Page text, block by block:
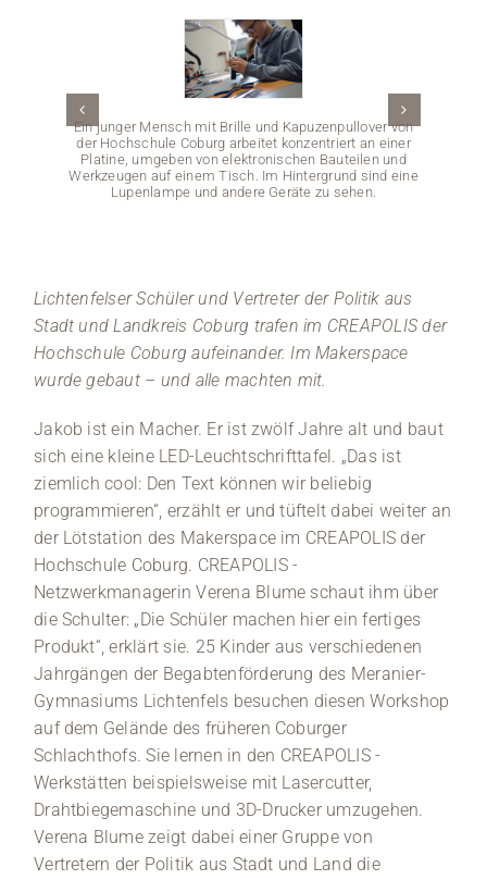
Stellenangebote
News
Veranstaltungen
Ein junger Mensch mit Brille und Kapuzenpullover von
der Hochschule Coburg arbeitet konzentriert an einer
Platine, umgeben von elektronischen Bauteilen und
Werkzeugen auf einem Tisch. Im Hintergrund sind eine
Lupenlampe und andere Geräte zu sehen.
Lichtenfelser Schüler und Vertreter der Politik aus
Stadt und Landkreis Coburg trafen im CREAPOLIS der
Hochschule Coburg aufeinander. Im Makerspace
wurde gebaut – und alle machten mit.
Jakob ist ein Macher. Er ist zwölf Jahre alt und baut
sich eine kleine LED-Leuchtschrifttafel. „Das ist
ziemlich cool: Den Text können wir beliebig
programmieren“, erzählt er und tüftelt dabei weiter an
der Lötstation des Makerspace im CREAPOLIS der
Hochschule Coburg. CREAPOLIS -
Netzwerkmanagerin Verena Blume schaut ihm über
die Schulter: „Die Schüler machen hier ein fertiges
Produkt“, erklärt sie. 25 Kinder aus verschiedenen
Jahrgängen der Begabtenförderung des Meranier-
Gymnasiums Lichtenfels besuchen diesen Workshop
auf dem Gelände des früheren Coburger
Schlachthofs. Sie lernen in den CREAPOLIS -
Werkstätten beispielsweise mit Lasercutter,
Drahtbiegemaschine und 3D-Drucker umzugehen.
Verena Blume zeigt dabei einer Gruppe von
Vertretern der Politik aus Stadt und Land die